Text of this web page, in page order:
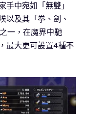
手中宛如「無雙」
以及其「拳、劍、
一，在魔界中馳
最大更可設置4種不